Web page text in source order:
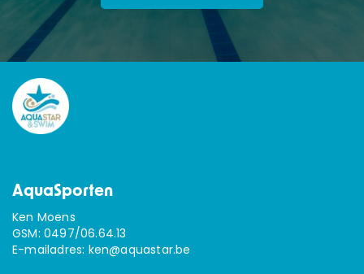
AquaSporten
Ken Moens
GSM: 0497/06.64.13
E-mailadres: ken@aquastar.be